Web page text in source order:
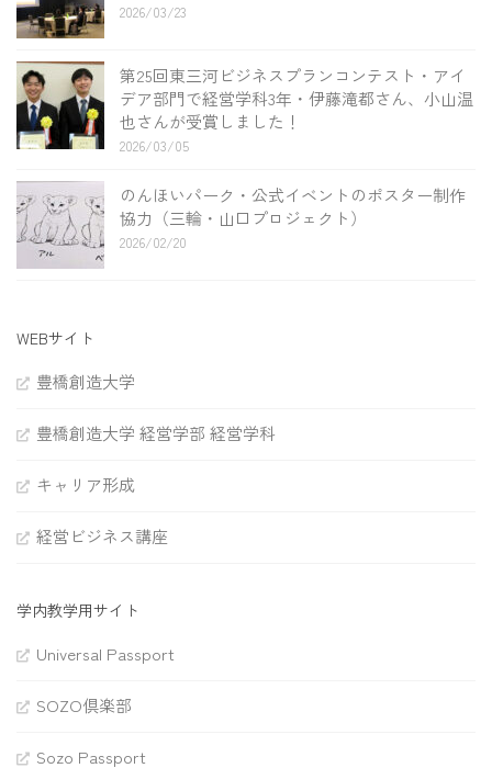
2026/03/23
第25回東三河ビジネスプランコンテスト・アイ
デア部門で経営学科3年・伊藤滝都さん、小山温
也さんが受賞しました！
2026/03/05
のんほいパーク・公式イベントのポスター制作
協力（三輪・山口プロジェクト）
2026/02/20
WEBサイト
豊橋創造大学
豊橋創造大学 経営学部 経営学科
キャリア形成
経営ビジネス講座
学内教学用サイト
Universal Passport
SOZO倶楽部
Sozo Passport